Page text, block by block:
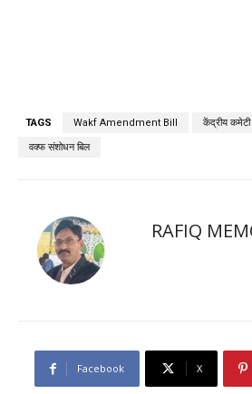
TAGS Wakf Amendment Bill केंद्रीय कमेटी
वक्फ संशोधन बिल
RAFIQ
Facebook X